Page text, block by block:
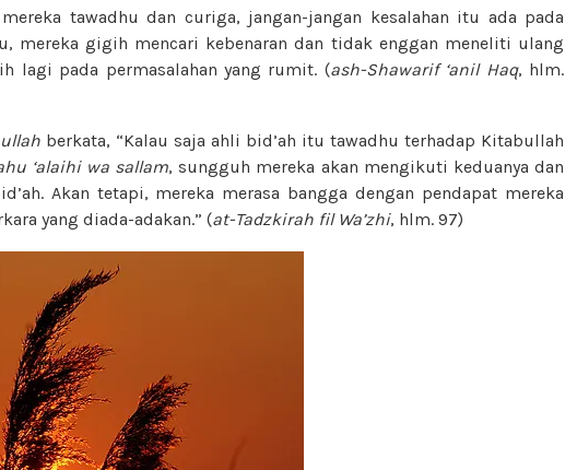
tawadhu dan curiga, jangan-jangan kesalahan itu ada pada
mereka gigih mencari kebenaran dan tidak enggan meneliti ulang
lagi pada permasalahan yang rumit. (ash-Shawarif ‘anil Haq, hlm.
berkata, “Kalau saja ahli bid’ah itu tawadhu terhadap Kitabullah
‘alaihi wa sallam, sungguh mereka akan mengikuti keduanya dan
Akan tetapi, mereka merasa bangga dengan pendapat mereka
yang diada-adakan.” (at-Tadzkirah fil Wa’zhi, hlm. 97)